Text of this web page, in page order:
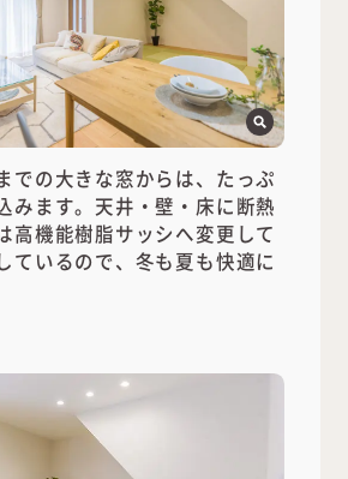
での大きな窓からは、たっぷ
みます。天井・壁・床に断熱
高機能樹脂サッシへ変更して
ているので、冬も夏も快適に